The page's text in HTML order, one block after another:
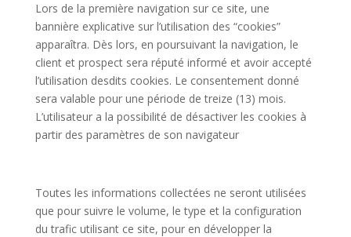
Lors de la première navigation sur ce site, une
bannière explicative sur l’utilisation des “cookies”
apparaîtra. Dès lors, en poursuivant la navigation, le
client et prospect sera réputé informé et avoir accepté
l’utilisation desdits cookies. Le consentement donné
sera valable pour une période de treize (13) mois.
L’utilisateur a la possibilité de désactiver les cookies à
partir des paramètres de son navigateur
Toutes les informations collectées ne seront utilisées
que pour suivre le volume, le type et la configuration
du trafic utilisant ce site, pour en développer la